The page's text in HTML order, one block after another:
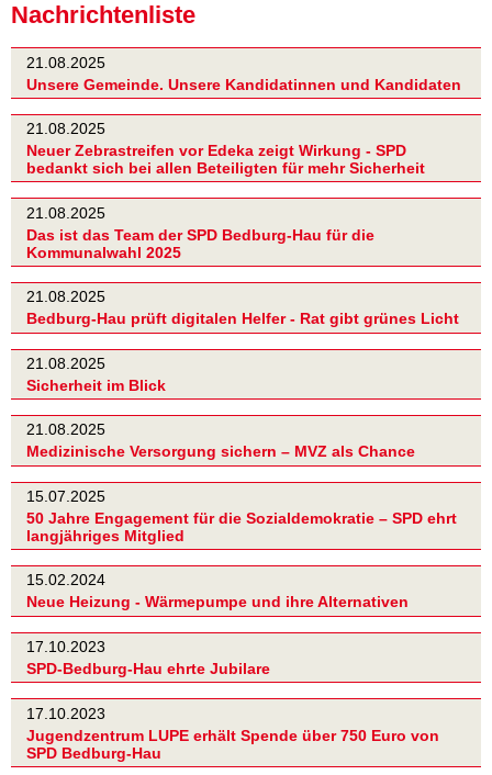
Nachrichtenliste
21.08.2025
Unsere Gemeinde. Unsere Kandidatinnen und Kandidaten
21.08.2025
Neuer Zebrastreifen vor Edeka zeigt Wirkung - SPD
bedankt sich bei allen Beteiligten für mehr Sicherheit
21.08.2025
Das ist das Team der SPD Bedburg-Hau für die
Kommunalwahl 2025
21.08.2025
Bedburg-Hau prüft digitalen Helfer - Rat gibt grünes Licht
21.08.2025
Sicherheit im Blick
21.08.2025
Medizinische Versorgung sichern – MVZ als Chance
15.07.2025
50 Jahre Engagement für die Sozialdemokratie – SPD ehrt
langjähriges Mitglied
15.02.2024
Neue Heizung - Wärmepumpe und ihre Alternativen
17.10.2023
SPD-Bedburg-Hau ehrte Jubilare
17.10.2023
Jugendzentrum LUPE erhält Spende über 750 Euro von
SPD Bedburg-Hau